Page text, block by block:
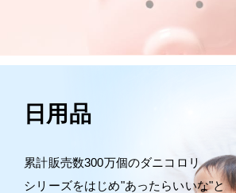
日用品
累計販売数300万個のダニコロリ
シリーズをはじめ"あったらいいな"と